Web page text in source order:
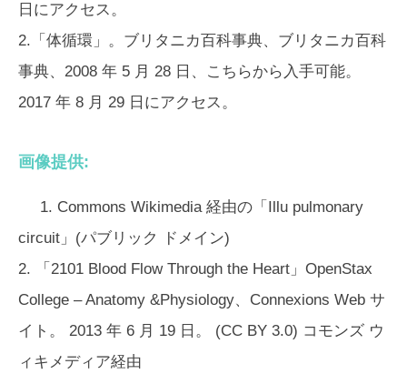
日にアクセス。
2.「体循環」。ブリタニカ百科事典、ブリタニカ百科
事典、2008 年 5 月 28 日、こちらから入手可能。
2017 年 8 月 29 日にアクセス。
画像提供:
1. Commons Wikimedia 経由の「Illu pulmonary
circuit」(パブリック ドメイン)
2. 「2101 Blood Flow Through the Heart」OpenStax
College – Anatomy &Physiology、Connexions Web サ
イト。 2013 年 6 月 19 日。 (CC BY 3.0) コモンズ ウ
ィキメディア経由